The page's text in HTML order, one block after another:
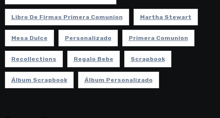
Libro De Firmas Primera Comunion Martha Stewart
Mesa Dulce Personalizado Primera Comunion
Recollections Regalo Bebe Scrapbook
Álbum Scrapbook Álbum Personalizado